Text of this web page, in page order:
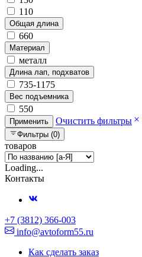
110
Общая длина
660
Материал
металл
Длина лап, подхватов
735-1175
Вес подъемника
550
Применить Очистить фильтры
Фильтры (0)
товаров
Loading...
Контакты
+7 (3812) 366-003
info@avtoform55.ru
Как сделать заказ